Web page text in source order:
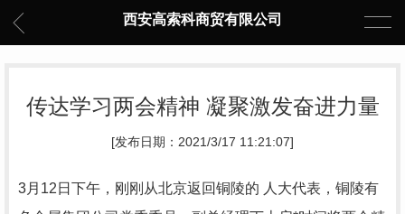
西安高索科商贸有限公司
传达学习两会精神 凝聚激发奋进力量
[发布日期：2021/3/17 11:21:07]
3月12日下午，刚刚从北京返回铜陵的 人大代表，铜陵有